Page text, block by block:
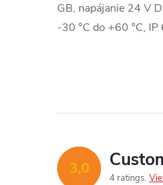
GB, napájanie 24 V
-30 °C do +60 °C,
3,0
4 ratings